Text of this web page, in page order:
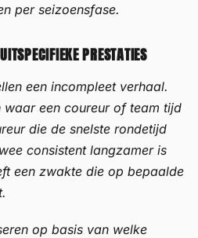
per seizoensfase.
PRESTATIES
een incompleet verhaal.
waar een coureur of team tijd
die de snelste rondetijd
consistent langzamer is
een zwakte die op bepaalde
op basis van welke